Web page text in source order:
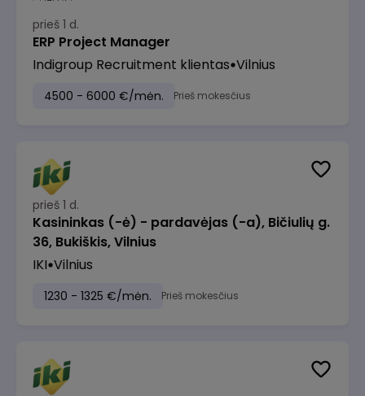
prieš 1 d.
ERP Project Manager
Indigroup Recruitment klientas Vilnius
4500 - 6000 €/mėn. Prieš mokesčius
prieš 1 d.
Kasininkas (-ė) - pardavėjas (-a), Bičiulių g.
36, Bukiškis, Vilnius
IKI Vilnius
1230 - 1325 €/mėn. Prieš mokesčius